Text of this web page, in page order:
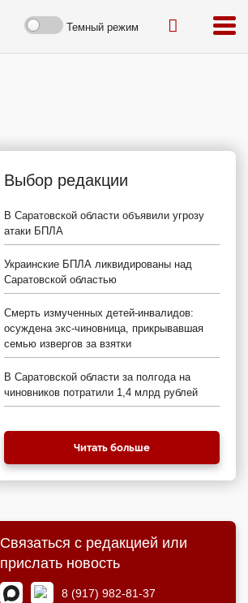
Темный режим
Выбор редакции
В Саратовской области объявили угрозу
атаки БПЛА
Украинские БПЛА ликвидированы над
Саратовской областью
Смерть измученных детей-инвалидов:
осуждена экс-чиновница, прикрывавшая
семью извергов за взятки
В Саратовской области за полгода на
чиновников потратили 1,4 млрд рублей
Читать больше
Связаться с редакцией или
прислать новость
8 (917) 982-81-37